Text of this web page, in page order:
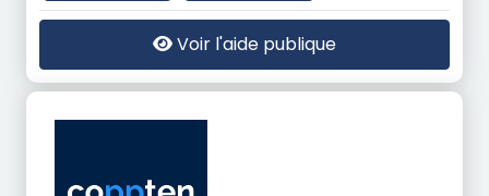
Voir l'aide publique